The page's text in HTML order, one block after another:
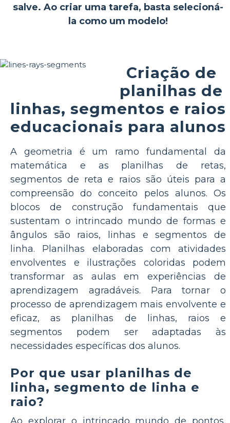
salve. Ao criar uma tarefa, basta selecioná-
la como um modelo!
Criação de
planilhas de
linhas, segmentos e raios
educacionais para alunos
A geometria é um ramo fundamental da
matemática e as planilhas de retas,
segmentos de reta e raios são úteis para a
compreensão do conceito pelos alunos. Os
blocos de construção fundamentais que
sustentam o intrincado mundo de formas e
ângulos são raios, linhas e segmentos de
linha. Planilhas elaboradas com atividades
envolventes e ilustrações coloridas podem
transformar as aulas em experiências de
aprendizagem agradáveis. Para tornar o
processo de aprendizagem mais envolvente e
eficaz, as planilhas de linhas, raios e
segmentos podem ser adaptadas às
necessidades específicas dos alunos.
Por que usar planilhas de
linha, segmento de linha e
raio?